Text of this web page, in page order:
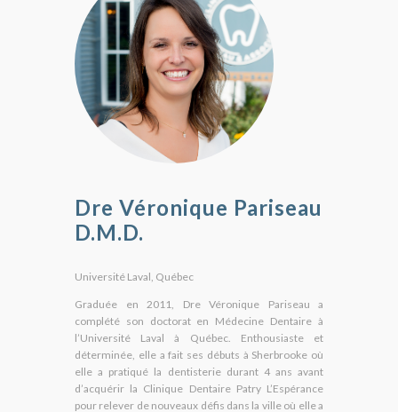
Dre Véronique Pariseau
D.M.D.
Université Laval, Québec
Graduée en 2011, Dre Véronique Pariseau a
complété son doctorat en Médecine Dentaire à
l’Université Laval à Québec. Enthousiaste et
déterminée, elle a fait ses débuts à Sherbrooke où
elle a pratiqué la dentisterie durant 4 ans avant
d’acquérir la Clinique Dentaire Patry L’Espérance
pour relever de nouveaux défis dans la ville où elle a